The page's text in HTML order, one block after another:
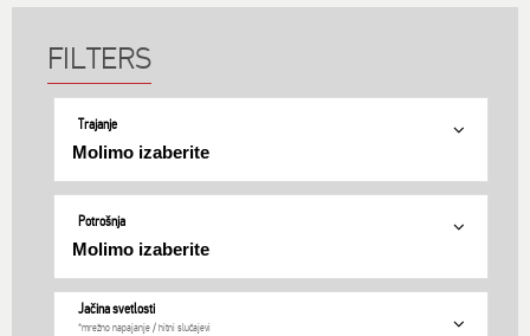
Trajanje
Potrošnja
Jačina svetlosti
*mrežno napajanje / hitni slučajevi